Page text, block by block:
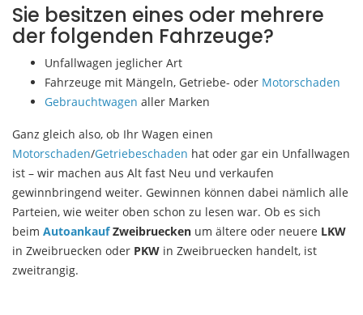
Sie besitzen eines oder mehrere
der folgenden Fahrzeuge?
Unfallwagen jeglicher Art
Fahrzeuge mit Mängeln, Getriebe- oder Motorschaden
Gebrauchtwagen aller Marken
Ganz gleich also, ob Ihr Wagen einen
Motorschaden/Getriebeschaden hat oder gar ein Unfallwagen
ist – wir machen aus Alt fast Neu und verkaufen
gewinnbringend weiter. Gewinnen können dabei nämlich alle
Parteien, wie weiter oben schon zu lesen war. Ob es sich
beim AutoankaufZweibruecken um ältere oder neuere LKW
in Zweibruecken oder PKW in Zweibruecken handelt, ist
zweitrangig.